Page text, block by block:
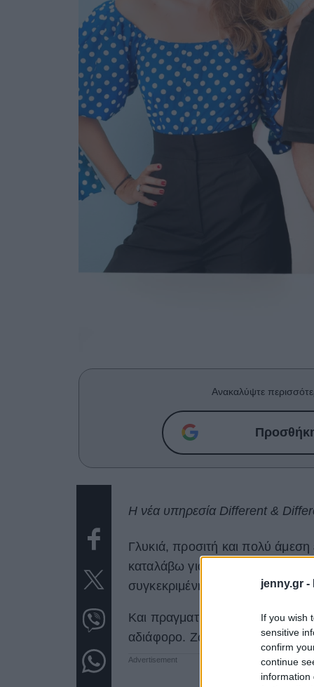
jenny.gr -
If you wish
sensitive
confirm
continue
information
Ανακαλύψτε
Η νέα υπηρεσία Different &
Γλυκιά, προσιτή και πολύ άμεση
καταλάβω για τη Μαργαρίτα
συγκεκριμένη συνέντευξη.
Και πραγματικά δεν έπεσα έξω.
αδιάφορο. Ζωγραφίζει,